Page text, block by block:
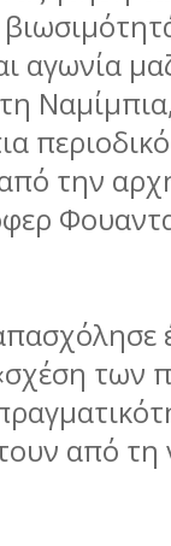
αγωνία
την
των
από τη